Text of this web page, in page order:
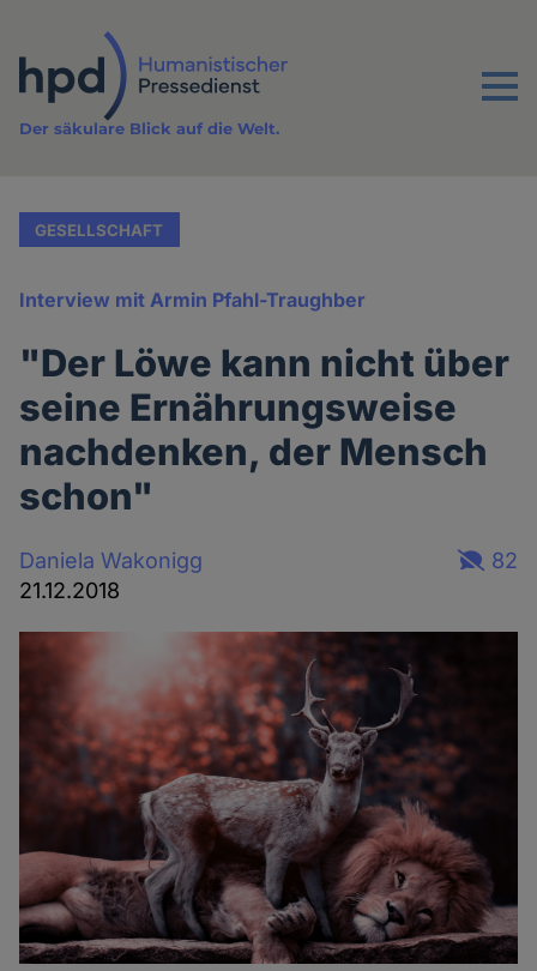
Inhalt
Menu
Der säkulare Blick auf die Welt.
GESELLSCHAFT
Interview mit Armin Pfahl-Traughber
"Der Löwe kann nicht über
seine Ernährungsweise
nachdenken, der Mensch
schon"
Daniela Wakonigg
21.12.2018
82